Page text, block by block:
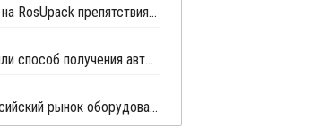
Технониколь обсудила на RosUpack препятствия в переработке ПЭТ
Ученые ТПУ предложили способ получения автомобильного бензина из пластиковых отходов
АВЕКС выводит на российский рынок оборудование для рециклинга Avian Machinery